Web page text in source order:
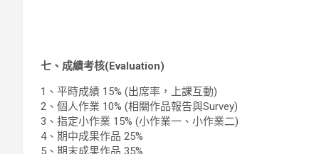
七、成績考核(Evaluation)
1、平時成績 15% (出席率，上課互動)
2、個人作業 10% (相關作品報告與Survey)
3、指定小作業 15% (小作業一、小作業二)
4、期中成果作品 25%
5、期末成果作品 35%